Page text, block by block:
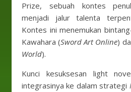
Prize, sebuah kontes
menjadi jalur talenta
Kontes ini menemukan
Kawahara (Sword Art Online)
World).
Kunci kesuksesan light
integrasinya ke dalam strategi